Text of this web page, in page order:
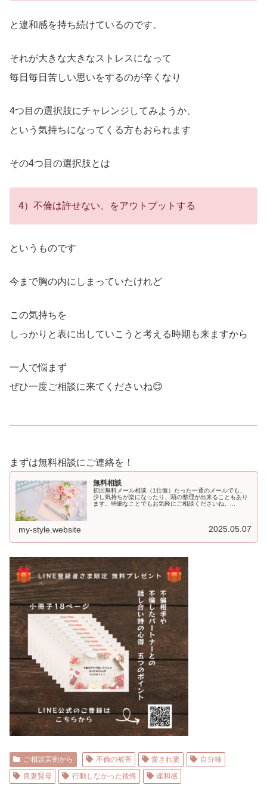
と違和感を持ち続けているのです。
それが大きな大きなストレスになって
毎日毎日苦しい思いをするのが辛くなり
4つ目の選択肢にチャレンジしてみようか、
という気持ちになってくる方もおられます
その4つ目の選択肢とは
4）不倫は許せない、をアウトプットする
というものです
今まで胸の内にしまっていたけれど
この気持ちを
しっかりと表に出していこうと考える時期も来ますから
一人で悩まず
ぜひ一度ご相談に来てくださいね😊
まずは無料相談にご連絡を！
無料相談
初回無料メール相談（1往復）たった一通のメールでも、
少し気持ちが楽になったり、頭の整理が出来ることもあり
ます。些細なことでもお気軽にご相談くださいね。...
my-style.website 2025.05.07
ご相談実例から 不倫の被害 愛され妻
自分軸
良妻賢母
行動しなかった後悔 違和感